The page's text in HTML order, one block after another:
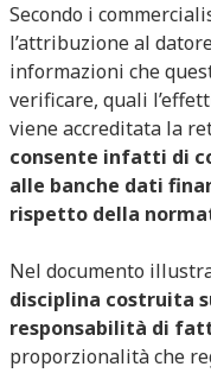
Secondo i
l’attribuzione al
informazioni che
verificare, quali
viene accreditata la
consente infatti di
alle banche dati
rispetto della
Nel documento
disciplina costruita
responsabilità di
proporzionalità che